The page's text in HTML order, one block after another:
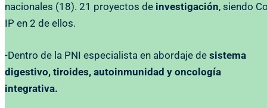
nacionales (18). 21 proyectos de investigación, siendo
IP en 2 de ellos.
-Dentro de la PNI especialista en abordaje de sistema
digestivo, tiroides, autoinmunidad y oncología
integrativa.